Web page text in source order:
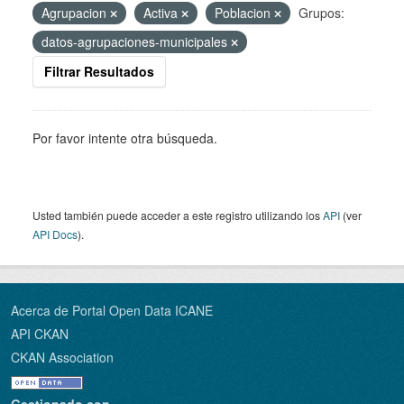
Agrupacion Activa Poblacion
Grupos:
datos-agrupaciones-municipales
Filtrar Resultados
Por favor intente otra búsqueda.
Usted también puede acceder a este registro utilizando losAPI (ver
API Docs).
Acerca de Portal Open Data ICANE
API CKAN
CKAN Association